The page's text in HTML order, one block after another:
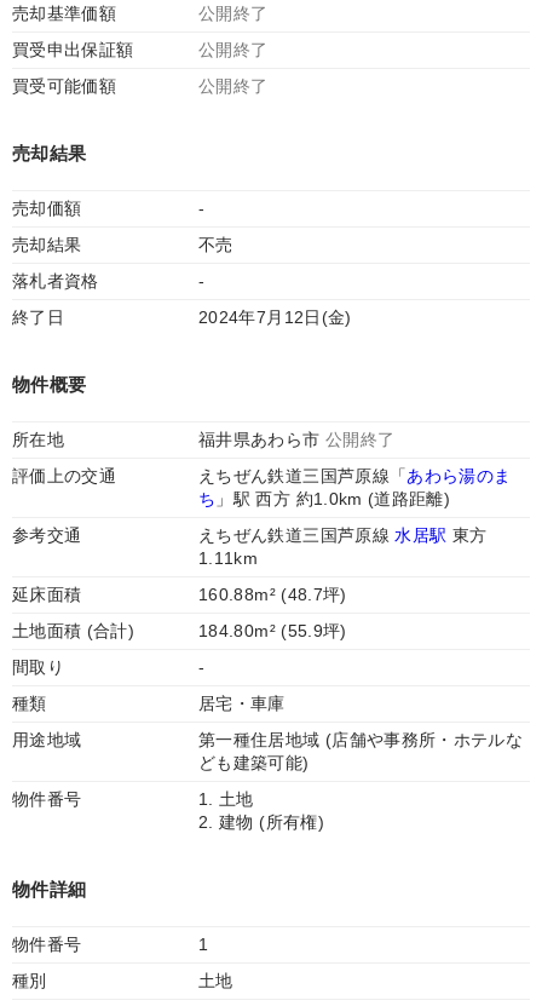
売却基準価額
公開終了
買受申出保証額
公開終了
買受可能価額
公開終了
売却結果
売却価額
-
売却結果
不売
落札者資格
-
終了日
2024年7月12日(金)
物件概要
所在地 福井県あわら市 公開終了
評価上の交通
えちぜん鉄道三国芦原線「あわら湯のま
ち 」駅 西方 約1.0km (道路距離)
参考交通
えちぜん鉄道三国芦原線水居駅 東方
1.11km
延床面積
160.88m² (48.7坪)
土地面積 (合計)
184.80m² (55.9坪)
間取り
-
種類
居宅・車庫
用途地域
第一種住居地域 (店舗や事務所・ホテルな
ども建築可能)
物件番号
1. 土地
2. 建物 (所有権)
物件詳細
物件番号
1
種別
土地